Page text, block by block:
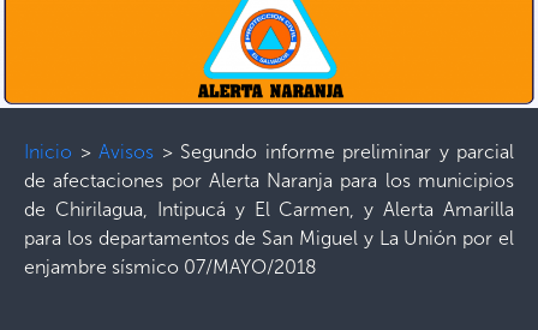
Inicio > Avisos > Segundo informe preliminar y parcial
de afectaciones por Alerta Naranja para los municipios
de Chirilagua, Intipucá y El Carmen, y Alerta Amarilla
para los departamentos de San Miguel y La Unión por el
enjambre sísmico 07/MAYO/2018